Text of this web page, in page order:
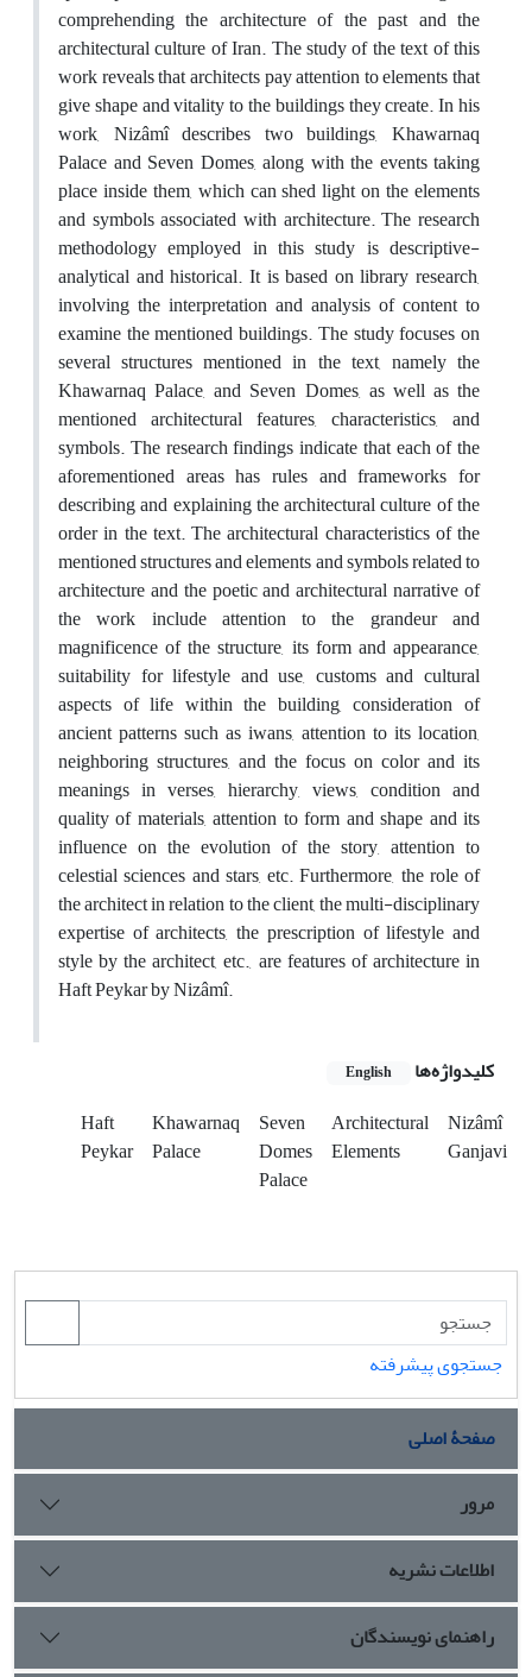
comprehending the architecture of the past and the
architectural culture of Iran. The study of the text of this
work reveals that architects pay attention to elements that
give shape and vitality to the buildings they create. In his
work, Nizâmî describes two buildings, Khawarnaq
Palace and Seven Domes, along with the events taking
place inside them, which can shed light on the elements
and symbols associated with architecture. The research
methodology employed in this study is descriptive-
analytical and historical. It is based on library research,
involving the interpretation and analysis of content to
examine the mentioned buildings. The study focuses on
several structures mentioned in the text, namely the
Khawarnaq Palace, and Seven Domes, as well as the
mentioned architectural features, characteristics, and
symbols. The research findings indicate that each of the
aforementioned areas has rules and frameworks for
describing and explaining the architectural culture of the
order in the text. The architectural characteristics of the
mentioned structures and elements and symbols related to
architecture and the poetic and architectural narrative of
the work include attention to the grandeur and
magnificence of the structure, its form and appearance,
suitability for lifestyle and use, customs and cultural
aspects of life within the building, consideration of
ancient patterns such as iwans, attention to its location,
neighboring structures, and the focus on color and its
meanings in verses, hierarchy, views, condition and
quality of materials, attention to form and shape and its
influence on the evolution of the story, attention to
celestial sciences and stars, etc. Furthermore, the role of
the architect in relation to the client, the multi-disciplinary
expertise of architects, the prescription of lifestyle and
style by the architect, etc., are features of architecture in
Haft Peykar by Nizâmî.
کلیدواژه‌ها English
Haft
Peykar
Khawarnaq
Palace
Seven
Domes
Palace
Architectural
Elements
Nizâmî
Ganjavi
جستجوی پیشرفته
صفحۀ اصلی
مرور
اطلاعات نشریه
راهنمای نویسندگان